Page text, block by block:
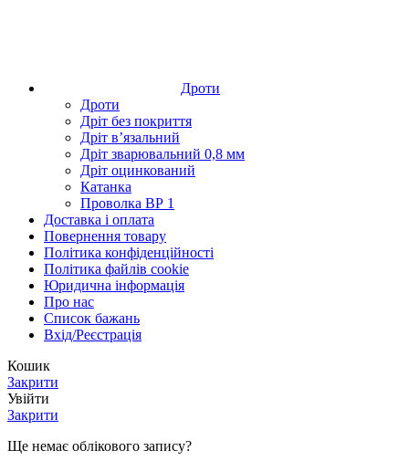
Дроти
Дроти
Дріт без покриття
Дріт в’язальний
Дріт зварювальний 0,8 мм
Дріт оцинкований
Катанка
Проволка ВР 1
Доставка і оплата
Повернення товару
Політика конфіденційності
Політика файлів cookie
Юридична інформація
Про нас
Список бажань
Вхід/Реєстрація
Кошик
Закрити
Увійти
Закрити
Ще немає облікового запису?